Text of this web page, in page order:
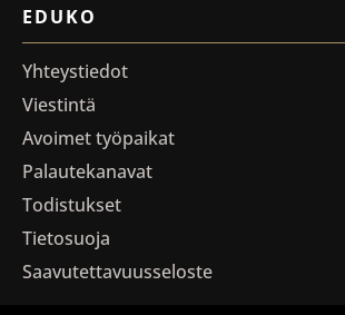
EDUKO
Yhteystiedot
Viestintä
Avoimet työpaikat
Palautekanavat
Todistukset
Tietosuoja
Saavutettavuusseloste